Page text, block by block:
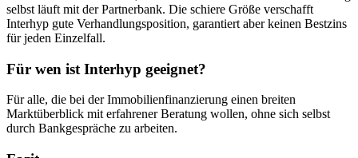
selbst läuft mit der Partnerbank. Die schiere Größe verschafft
Interhyp gute Verhandlungsposition, garantiert aber keinen Bestzins
für jeden Einzelfall.
Für wen ist Interhyp geeignet?
Für alle, die bei der Immobilienfinanzierung einen breiten
Marktüberblick mit erfahrener Beratung wollen, ohne sich selbst
durch Bankgespräche zu arbeiten.